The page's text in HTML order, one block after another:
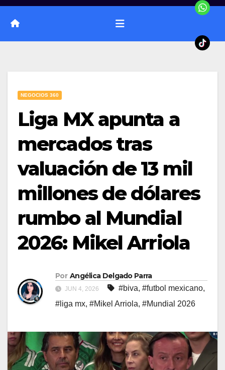
NEGOCIOS 360
Liga MX apunta a
mercados tras
valuación de 13 mil
millones de dólares
rumbo al Mundial
2026: Mikel Arriola
Por Angélica Delgado Parra
JUN 4, 2026 #biva, #futbol mexicano,
#liga mx, #Mikel Arriola, #Mundial 2026